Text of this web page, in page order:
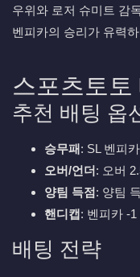
우위와 로저 슈미트 감
벤피카의 승리가 유력
스포츠토토
추천 배팅 옵
승무패: SL 벤피
오버/언더: 오버
양팀 득점: 양팀
핸디캡: 벤피카 -
배팅 전략